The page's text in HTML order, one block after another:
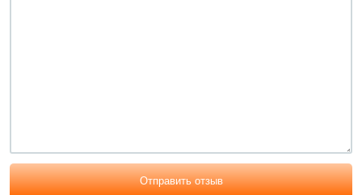
Отправить отзыв